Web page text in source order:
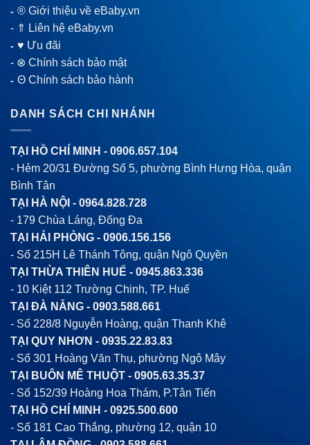
-® Giới thiệu về eBaby.vn
- ⇑ Liên hệ eBaby.vn
-♥ Ưu đãi
- ⊗ Chính sách bảo mật
-Θ Chính sách bảo hành
DANH SÁCH CHI NHÁNH
TẠI HỒ CHÍ MINH - 0906.657.104
- Hẻm 20/31 Đường Số 5, phường Bình Hưng Hòa, quận
Bình Tân
TẠI HÀ NỘI - 0964.828.728
- 179 Chùa Láng, Đống Đa
TẠI HẢI PHÒNG - 0906.156.156
- Số 215H Lê Thánh Tông, quận Ngô Quyền
TẠI THỪA THIÊN HUẾ - 0945.863.336
- 10 Kiệt 112 Trường Chinh, TP. Huế
TẠI ĐÀ NẴNG - 0903.588.661
- Số 228/8 Nguyễn Hoàng, quận Thanh Khê
TẠI QUY NHƠN - 0935.22.83.83
- Số 301 Hoàng Văn Thụ, phường Ngô Mây
TẠI BUÔN MÊ THUỘT - 0905.63.35.37
- Số 152/39 Hoàng Hoa Thám, P.Tân Tiến
TẠI HỒ CHÍ MINH - 0925.500.600
- Số 181 Cao Thắng, phường 12, quận 10